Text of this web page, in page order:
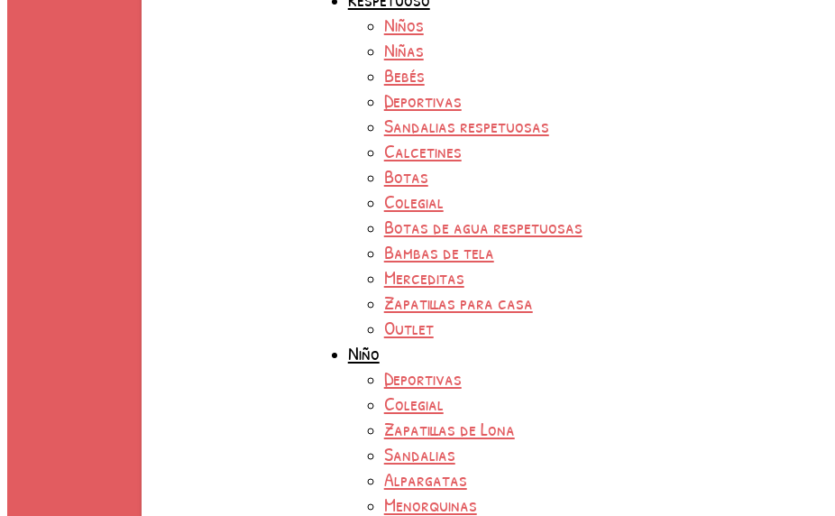
Niños
Niñas
Bebés
Deportivas
Sandalias respetuosas
Calcetines
Botas
Colegial
Botas de agua respetuosas
Bambas de tela
Merceditas
Zapatillas para casa
Outlet
Niño
Deportivas
Colegial
Zapatillas de Lona
Sandalias
Alpargatas
Menorquinas